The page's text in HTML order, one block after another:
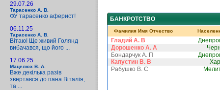
29.07.26
Тарасенко А. В.
ФУ тарасенко аферист!
06.11.25
Тарасенко А. В.
Вітаю! Ще живий Голянд
вибачався, що його ...
17.06.25
Мацелюх В. А.
Вже декілька разів
звертався до пана Віталія,
та ...
БАНКРОТСТВО
Фамилия Имя Отчество
Гладий А. В
Дорошенко А. А
Бондарчук А. П
Капустин В. В
Рабушко В. С